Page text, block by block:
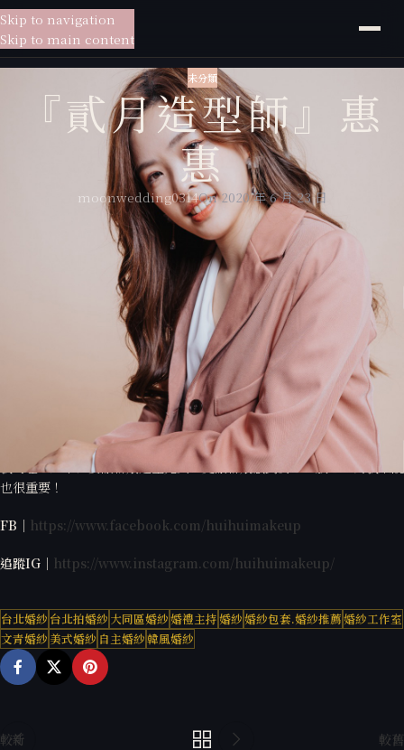
貳月婚紗
Skip to navigation
Skip to main content
未分類
『貳月造型師』惠
惠
moonwedding0314On 2020 年 6 月 23 日
妝容以氣質、清新、甜美為主，造型的部分擅長日韓系空氣感線條、抽絲
依照新娘自身的風格延伸出不一樣的造型，除了保有原本的個人特色，也
讓新娘展露出不一樣的魅力
溝通造型前，聆聽新娘的需求
試妝時，仔細觀察新娘的喜好，努力達到新娘所有造型的願望
透過細心的提醒與照料，讓新娘除了整體造型外，內心的感受也同時被照
我的理念是不僅要讓新娘造型完美，更讓新娘感到安心、放心，對我來說
也很重要！
FB｜ https://www.facebook.com/huihuimakeup
追蹤IG｜ https://www.instagram.com/huihuimakeup/
台北婚紗 台北拍婚紗 大同區婚紗婚禮主持婚紗婚紗包套.婚紗推薦婚紗工作室
文青婚紗 美式婚紗 自主婚紗韓風婚紗
較新 較舊